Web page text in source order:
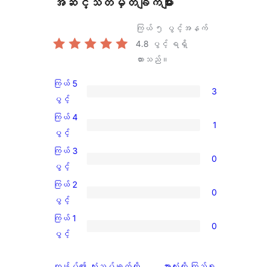
အဆင့်သတ်မှတ်ချက်များ
ကြယ် ၅ ပွင့်အနက်
4.8 ပွင့် ရရှိ
ထားသည်။
ကြယ်
5
ပွင့်
အဆင့်
သုံးသပ်
3
စောင်
ကြယ် 5
ပွင့်
3
ကြယ်
4
ပွင့်
အဆင့်
သုံးသပ်
1
စောင်
ကြယ် 4
ပွင့်
1
ကြယ်
3
ပွင့်
အဆင့်
သုံးသပ်
ကြယ် 3
ပွင့်
0
ကြယ်
2
ပွင့်
သုံးသပ်
ကြယ် 2
ပွင့်
0
ကြယ်
ပွင့်
ကြယ် 1
ပွင့်
0